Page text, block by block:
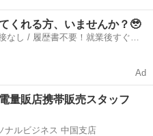
くれる方、いませんか？🥹
し / 履歴書不要！就業後すぐに
Ad
量販店携帯販売スタッフ
ナルビジネス 中国支店